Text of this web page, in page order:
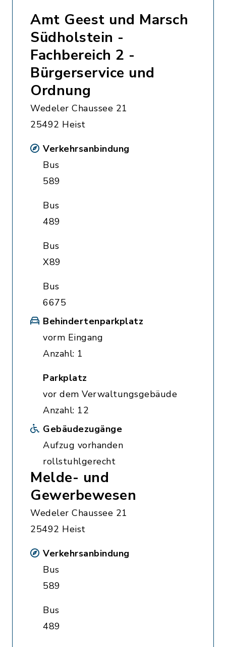
Amt Geest und Marsch
Südholstein -
Fachbereich 2 -
Bürgerservice und
Ordnung
Wedeler Chaussee 21
25492 Heist
Verkehrsanbindung
Bus
589
Bus
489
Bus
X89
Bus
6675
Behindertenparkplatz
vorm Eingang
Anzahl: 1
Parkplatz
vor dem Verwaltungsgebäude
Anzahl: 12
Gebäudezugänge
Aufzug vorhanden
rollstuhlgerecht
Melde- und
Gewerbewesen
Wedeler Chaussee 21
25492 Heist
Verkehrsanbindung
Bus
589
Bus
489